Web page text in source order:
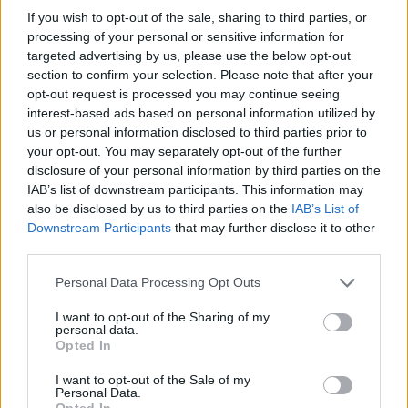
If you wish to opt-out of the sale, sharing to third parties, or
processing of your personal or sensitive information for
targeted advertising by us, please use the below opt-out
section to confirm your selection. Please note that after your
opt-out request is processed you may continue seeing
interest-based ads based on personal information utilized by
us or personal information disclosed to third parties prior to
your opt-out. You may separately opt-out of the further
disclosure of your personal information by third parties on the
IAB’s list of downstream participants. This information may
also be disclosed by us to third parties on the IAB’s List of
Downstream Participants that may further disclose it to other
Personal Data Processing Opt Outs
I want to opt-out of the Sharing of my
personal data.
Opted In
I want to opt-out of the Sale of my
Personal Data.
Spiel einloggen. Falls Du noch keinen Spielaccount
besitzt, bitte registriere Dich neu. Wir freuen uns
auf Deinen nächsten Besuch in unserem Forum!
„Zum Spiel“
Shurie
Nachwuchs-Autor
Ich bin mir nicht sicher wann es diesen Quest gibt, bin jetzt
Stufe 23 und kann auf der ganzen Map kein Ausrufezeichen
sehen. Ich glaube zu wissen dass Matthew Allthings diesen
30 November 2024
jordywinchester
Boardveteran
Zitat von Shurie: ↑